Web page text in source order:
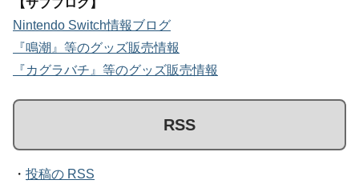
Nintendo Switch情報ブログ
『鳴潮』等のグッズ販売情報
『カグラバチ』等のグッズ販売情報
RSS
・ 投稿の RSS